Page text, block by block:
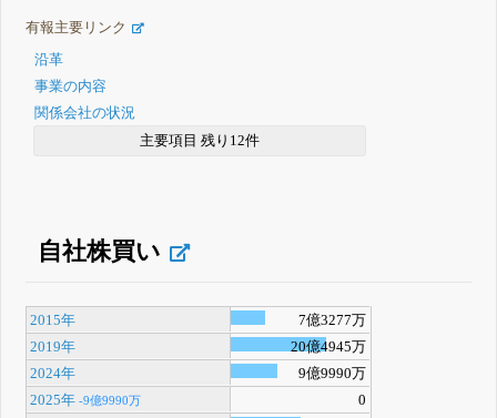
有報主要リンク
沿革
事業の内容
関係会社の状況
主要項目 残り12件
自社株買い
2015年
7億3277万
2019年
20億4945万
2024年
9億9990万
2025年 -9億9990万
0